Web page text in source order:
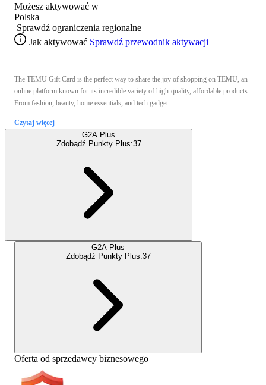
Możesz aktywować w
Polska
Sprawdź ograniczenia regionalne
Jak aktywować Sprawdź przewodnik aktywacji
The TEMU Gift Card is the perfect way to share the joy of shopping on TEMU, an
online platform known for its incredible variety of high-quality, affordable products.
From fashion, beauty, home essentials, and tech gadget ...
Czytaj więcej
G2A Plus
Zdobądź Punkty Plus:37
G2A Plus
Zdobądź Punkty Plus:37
Oferta od sprzedawcy biznesowego